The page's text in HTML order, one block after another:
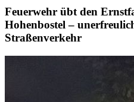
Feuerwehr übt den
Hohenbostel –
Straßenverkehr